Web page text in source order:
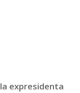
expresidenta